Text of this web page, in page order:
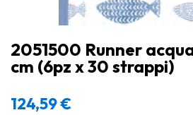
2051500 Runner
cm (6pz x 30 strappi)
124,59€